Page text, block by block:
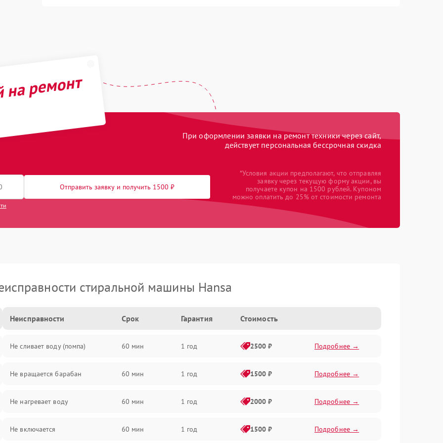
ремонт
При оформлении заявки на ремонт техники через сайт,
действует персональная бессрочная скидка
Отправить заявку и получить 1500 ₽
*Условия акции предполагают, что отправляя
заявку через текущую форму акции, вы
получаете купон на 1500 рублей. Купоном
можно оплатить до 25% от стоимости ремонта
стиральной машины Hansa
Неисправности Срок Гарантия Стоимость
Не сливает воду (помпа) 60 мин 1 год 2500 ₽ Подробнее →
Не вращается барабан 60 мин 1 год 1500 ₽ Подробнее →
Не нагревает воду 60 мин 1 год 2000 ₽ Подробнее →
Не включается 60 мин 1 год 1500 ₽ Подробнее →